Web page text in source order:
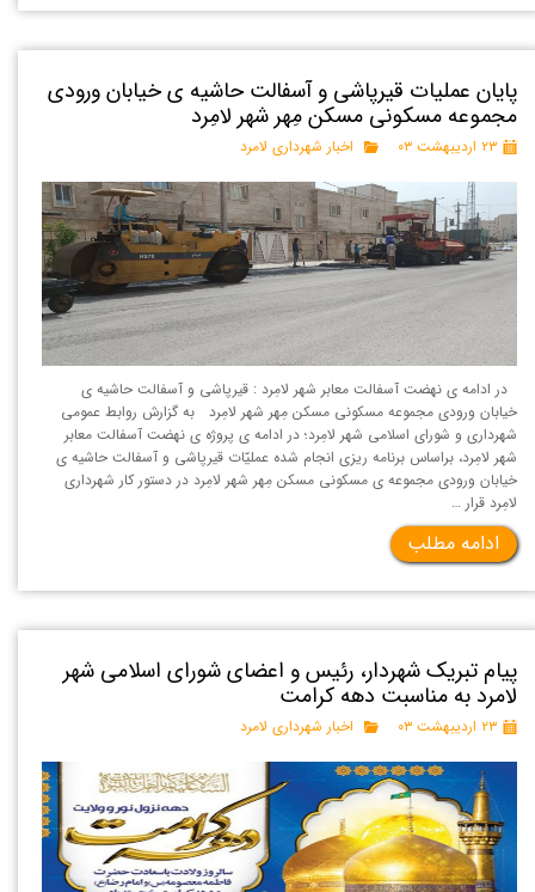
پایان عملیات قیرپاشی و آسفالت حاشیه ی خیابان ورودی
مجموعه مسکونی مسکن مِهر شهر لامِرد
۲۳ اردیبهشت ۰۳ اخبار شهرداری لامرد
در ادامه ی نهضت آسفالت معابر شهر لامِرد : قیرپاشی و آسفالت حاشیه ی
خیابان ورودی مجموعه مسکونی مسکن مِهر شهر لامِرد به گزارش روابط عمومی
شهرداری و شورای اسلامی شهر لامِرد؛ در ادامه ی پروژه ی نهضت آسفالت معابر
شهر لامِرد، براساس برنامه ریزی انجام شده عملیّات قیرپاشی و آسفالت حاشیه ی
خیابان ورودی مجموعه ی مسکونی مسکن مِهر شهر لامِرد در دستور کار شهرداری
لامِرد قرار …
ادامه مطلب
پیام تبریک شهردار، رئیس و اعضای شورای اسلامی شهر
لامرد به مناسبت دهه کرامت
۲۳ اردیبهشت ۰۳ اخبار شهرداری لامرد